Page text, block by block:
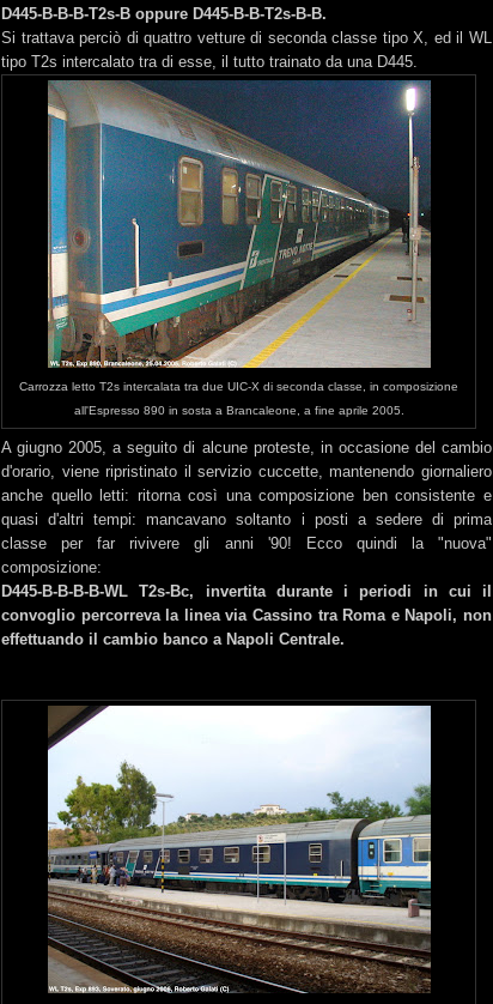
D445-B-B-B-T2s-B oppure D445-B-B-T2s-B-B.
Si trattava perciò di quattro vetture di seconda classe tipo X, ed il WL
tipo T2s intercalato tra di esse, il tutto trainato da una D445.
Carrozza letto T2s intercalata tra due UIC-X di seconda classe, in composizione
all'Espresso 890 in sosta a Brancaleone, a fine aprile 2005.
A giugno 2005, a seguito di alcune proteste, in occasione del cambio
d'orario, viene ripristinato il servizio cuccette, mantenendo giornaliero
anche quello letti: ritorna così una composizione ben consistente e
quasi d'altri tempi: mancavano soltanto i posti a sedere di prima
classe per far rivivere gli anni '90! Ecco quindi la "nuova"
composizione:
D445-B-B-B-B-WL T2s-Bc, invertita durante i periodi in cui il
convoglio percorreva la linea via Cassino tra Roma e Napoli, non
effettuando il cambio banco a Napoli Centrale.